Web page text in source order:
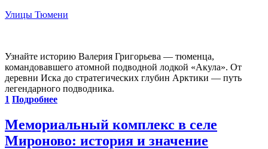
Улицы Тюмени
Узнайте историю Валерия Григорьева — тюменца,
командовавшего атомной подводной лодкой «Акула». От
деревни Иска до стратегических глубин Арктики — путь
легендарного подводника.
1 Подробнее
Мемориальный комплекс в селе
Мироново: история и значение